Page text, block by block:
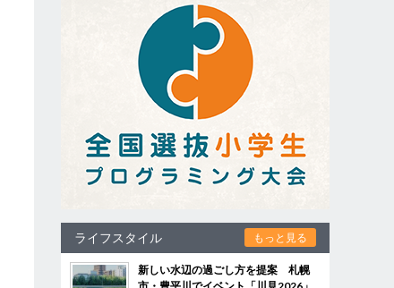
ライフスタイル もっと見る
新しい水辺の過ごし方を提案 札幌